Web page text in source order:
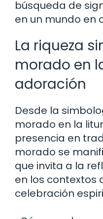
búsqueda de
en un mundo en
La riqueza
morado en
adoración
Desde la
morado en la
presencia en
morado se
que invita a la
en los contextos
celebración